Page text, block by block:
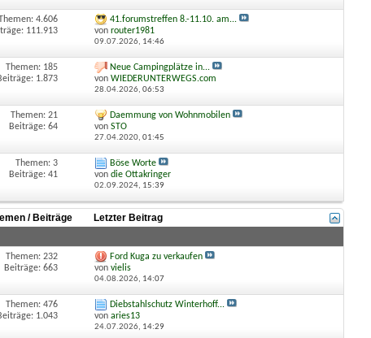
4.606
111.913
41.forumstreffen 8.-11.10. am...
vonrouter1981
09.07.2026, 14:46
Themen: 185
1.873
Neue Campingplätze in...
vonWIEDERUNTERWEGS.com
28.04.2026,06:53
Themen: 21
Beiträge: 64
Daemmung von Wohnmobilen
vonSTO
27.04.2020,01:45
Themen: 3
Beiträge: 41
Böse Worte
vondie Ottakringer
02.09.2024, 15:39
/ Beiträge
Letzter Beitrag
Themen: 232
Beiträge: 663
Ford Kuga zu verkaufen
vonvielis
04.08.2026, 14:07
Themen: 476
1.043
Diebstahlschutz Winterhoff...
vonaries13
24.07.2026, 14:29